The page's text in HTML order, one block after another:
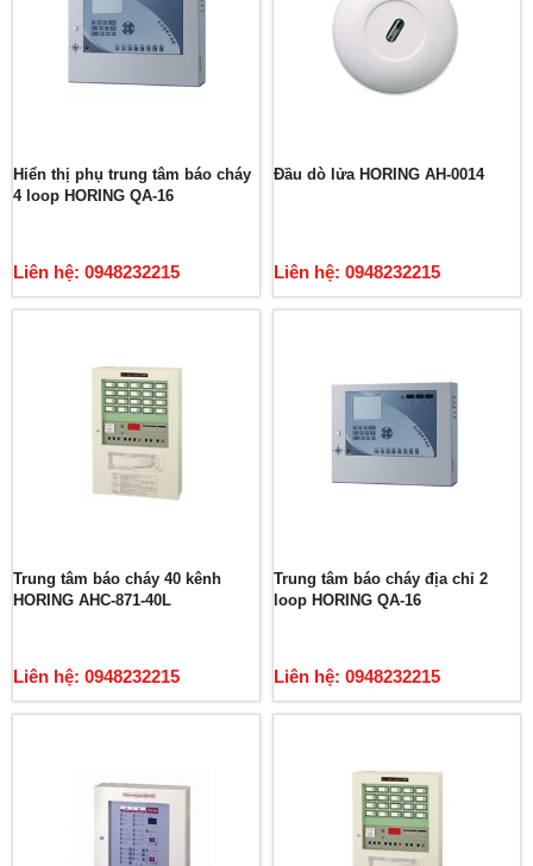
Hiển thị phụ trung tâm báo cháy
4 loop HORING QA-16
Liên hệ: 0948232215
Đầu dò lửa HORING AH-0014
Liên hệ: 0948232215
Trung tâm báo cháy 40 kênh
HORING AHC-871-40L
Liên hệ: 0948232215
Trung tâm báo cháy địa chỉ 2
loop HORING QA-16
Liên hệ: 0948232215